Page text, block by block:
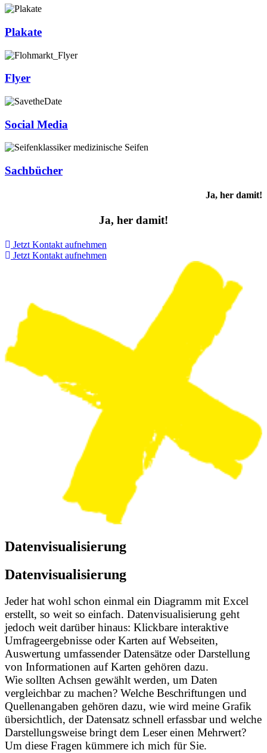
Plakate
Flyer
Social Media
Sachbücher
Ja, her damit!
Ja, her damit!
Jetzt Kontakt aufnehmen
Jetzt Kontakt aufnehmen
Datenvisualisierung
Datenvisualisierung
Jeder hat wohl schon einmal ein Diagramm mit Excel
erstellt, so weit so einfach. Datenvisualisierung geht
jedoch weit darüber hinaus: Klickbare interaktive
Umfrageergebnisse oder Karten auf Webseiten,
Auswertung umfassender Datensätze oder Darstellung
von Informationen auf Karten gehören dazu.
Wie sollten Achsen gewählt werden, um Daten
vergleichbar zu machen? Welche Beschriftungen und
Quellenangaben gehören dazu, wie wird meine Grafik
übersichtlich, der Datensatz schnell erfassbar und welche
Darstellungsweise bringt dem Leser einen Mehrwert?
Um diese Fragen kümmere ich mich für Sie.